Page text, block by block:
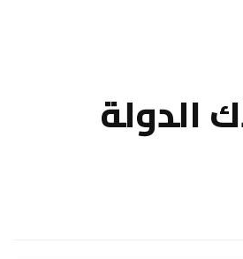
الدولة